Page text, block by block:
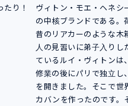
り！
ヴィトン・モエ・ヘネシ
の中核ブランドである。
昔のリアカーのような木
人の見習いに弟子入りし
ているルイ・ヴィトンは
修業の後にパリで独立し
を開きました。そこで世
カバンを作ったのです。